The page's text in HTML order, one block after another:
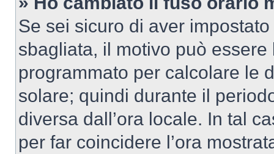
Se sei sicuro di aver
sbagliata, il motivo può essere
programmato per calcolare le
solare; quindi durante il
diversa dall’ora locale. In tal
per far coincidere l’ora